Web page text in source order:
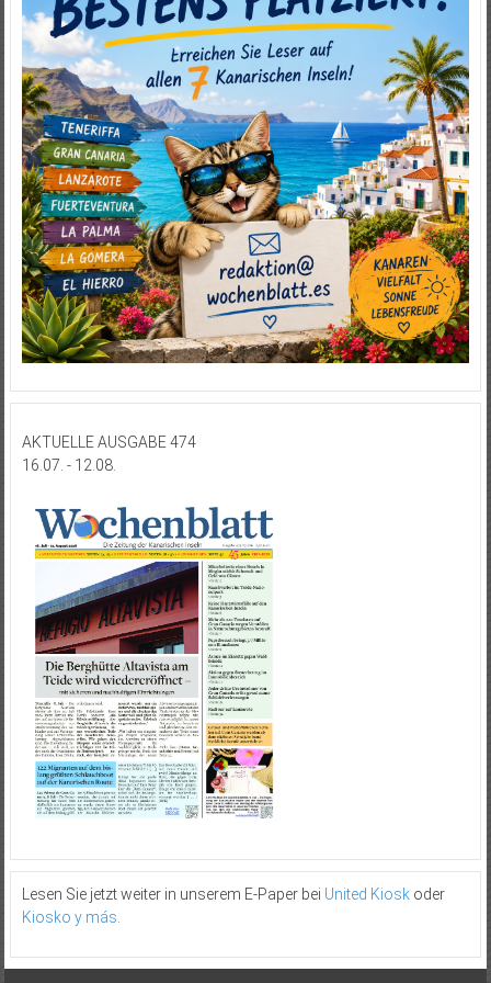
AKTUELLE AUSGABE 474
16.07. - 12.08.
Lesen Sie jetzt weiter in unserem E-Paper bei United Kioskoder
Kiosko y más